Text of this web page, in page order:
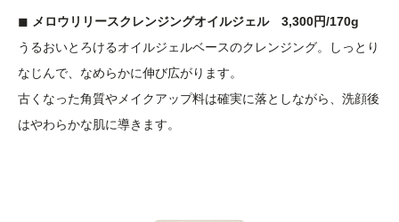
◼︎ メロウリリースクレンジングオイルジェル 3,300円/170g
うるおいとろけるオイルジェルベースのクレンジング。しっとり
なじんで、なめらかに伸び広がります。
古くなった角質やメイクアップ料は確実に落としながら、洗顔後
はやわらかな肌に導きます。